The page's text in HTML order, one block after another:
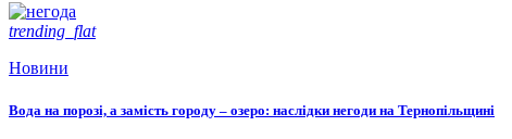
trending_flat
Новини
Вода на порозі, а замість городу – озеро: наслідки негоди на Тернопільщині